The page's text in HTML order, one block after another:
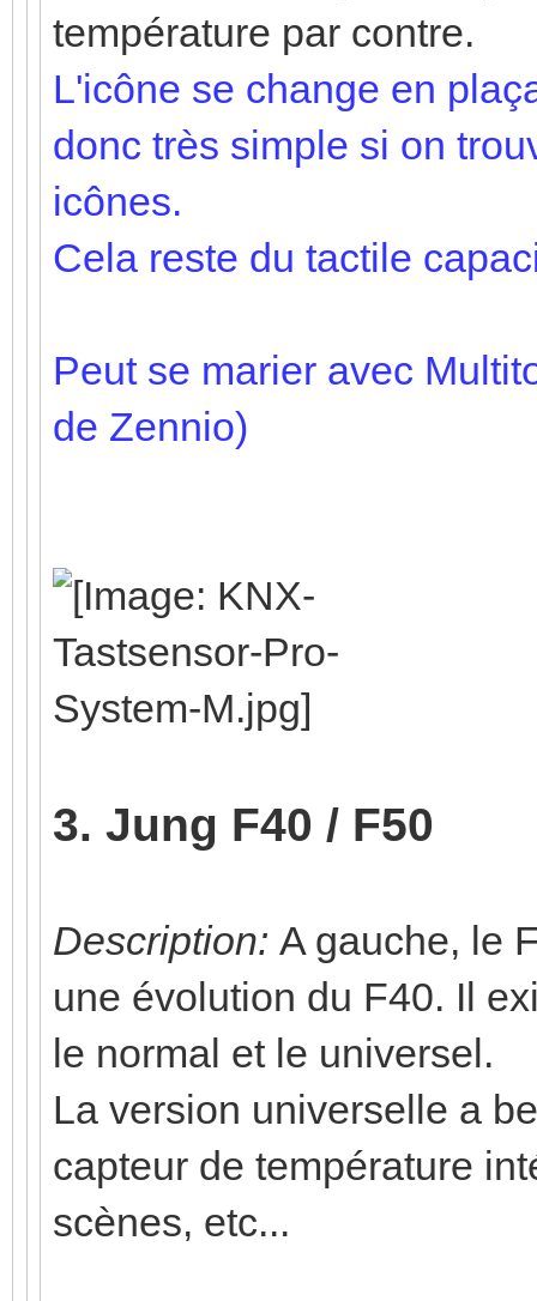
température par contre.
L'icône se change en
donc très simple si on
icônes.
Cela reste du tactile
Peut se marier avec
de Zennio)
3. Jung F40 / F50
Description: A gauche, le
une évolution du F40. Il
le normal et le universel.
La version universelle a
capteur de température
scènes, etc...